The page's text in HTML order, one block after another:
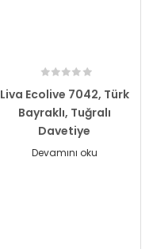
Liva Ecolive 7042, Türk
Bayraklı, Tuğralı
Davetiye
Devamını oku